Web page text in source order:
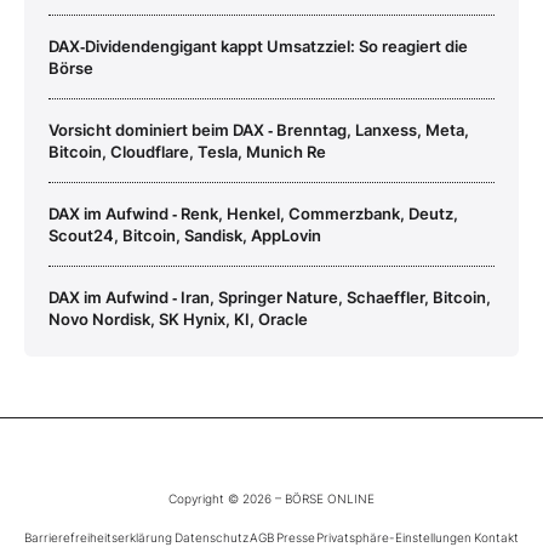
DAX‑Dividendengigant kappt Umsatzziel: So reagiert die
Börse
Vorsicht dominiert beim DAX ‑ Brenntag, Lanxess, Meta,
Bitcoin, Cloudflare, Tesla, Munich Re
DAX im Aufwind ‑ Renk, Henkel, Commerzbank, Deutz,
Scout24, Bitcoin, Sandisk, AppLovin
DAX im Aufwind ‑ Iran, Springer Nature, Schaeffler, Bitcoin,
Novo Nordisk, SK Hynix, KI, Oracle
Copyright © 2026 – BÖRSE ONLINE
Barrierefreiheitserklärung DatenschutzAGB PressePrivatsphäre-Einstellungen Kontakt